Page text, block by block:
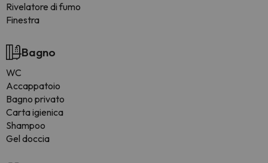
Rivelatore di fumo
Finestra
Bagno
WC
Accappatoio
Bagno privato
Carta igienica
Shampoo
Gel doccia